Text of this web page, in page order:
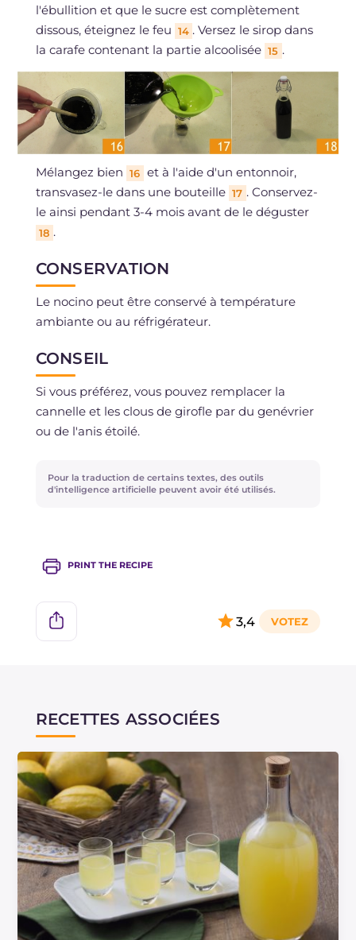
l'ébullition et que le sucre est complètement
dissous, éteignez le feu 14 . Versez le sirop dans
la carafe contenant la partie alcoolisée 15 .
Mélangez bien 16 et à l'aide d'un entonnoir,
transvasez-le dans une bouteille 17 . Conservez-
le ainsi pendant 3-4 mois avant de le déguster
18 .
CONSERVATION
Le nocino peut être conservé à température
ambiante ou au réfrigérateur.
CONSEIL
Si vous préférez, vous pouvez remplacer la
cannelle et les clous de girofle par du genévrier
ou de l'anis étoilé.
Pour la traduction de certains textes, des outils
d'intelligence artificielle peuvent avoir été utilisés.
PRINT THE RECIPE
3,4
RECETTES ASSOCIÉES